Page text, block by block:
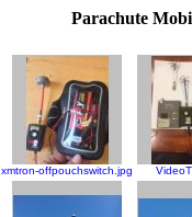
Parachute
xmtron-offpouchswitch.jpg